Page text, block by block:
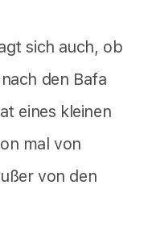
sich auch, ob
den Bafa
eines kleinen
mal von
von den